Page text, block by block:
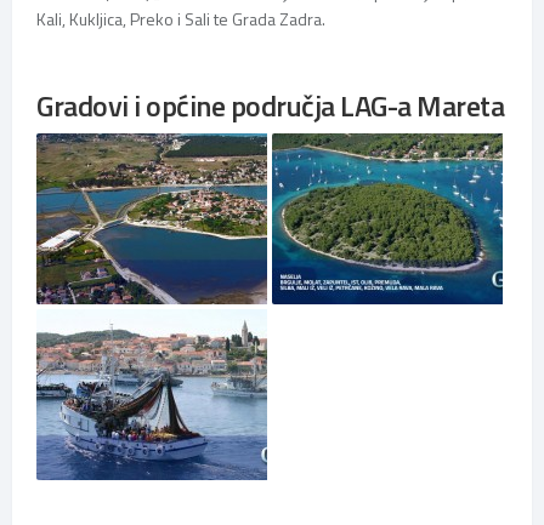
Kali, Kukljica, Preko i Sali te Grada Zadra.
Gradovi i općine područja LAG-a Mareta